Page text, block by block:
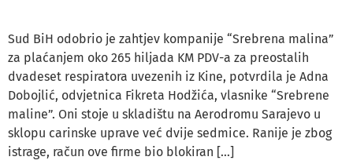
Sud BiH odobrio je zahtjev kompanije “Srebrena malina”
za plaćanjem oko 265 hiljada KM PDV-a za preostalih
dvadeset respiratora uvezenih iz Kine, potvrdila je Adna
Dobojlić, odvjetnica Fikreta Hodžića, vlasnike “Srebrene
maline”. Oni stoje u skladištu na Aerodromu Sarajevo u
sklopu carinske uprave već dvije sedmice. Ranije je zbog
istrage, račun ove firme bio blokiran […]